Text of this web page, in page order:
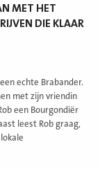
MET HET
DIE KLAAR
echte Brabander.
met zijn vriendin
een Bourgondiër
leest Rob graag,